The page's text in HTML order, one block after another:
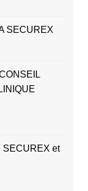
SECUREX
SECUREX et